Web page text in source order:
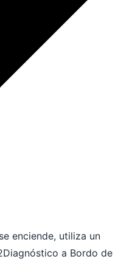
enciende, utiliza un
Diagnóstico a Bordo de